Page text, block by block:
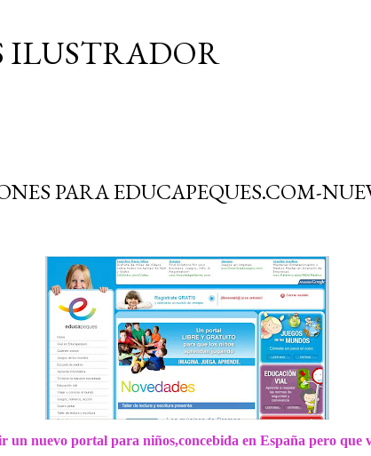
ILUSTRADOR
PARA EDUCAPEQUES.COM-
un nuevo portal para niños,concebida en España pero que